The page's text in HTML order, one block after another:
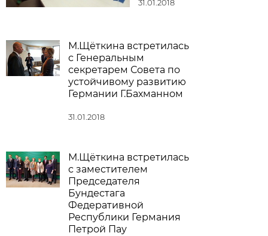
31.01.2018
М.Щёткина встретилась
с Генеральным
секретарем Совета по
устойчивому развитию
Германии Г.Бахманном
31.01.2018
М.Щёткина встретилась
с заместителем
Председателя
Бундестага
Федеративной
Республики Германия
Петрой Пау